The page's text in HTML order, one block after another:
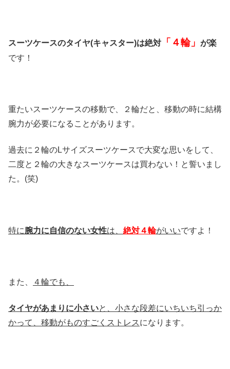
スーツケースのタイヤ(キャスター)は絶対 「４輪」 が楽
です！
重たいスーツケースの移動で、２輪だと、移動の時に結構
腕力が必要になることがあります。
過去に２輪のLサイズスーツケースで大変な思いをして、
二度と２輪の大きなスーツケースは買わない！と誓いまし
た。(笑)
特に腕力に自信のない女性は、 絶対４輪がいいですよ！
また、 ４輪でも、
タイヤがあまりに小さいと、小さな段差にいちいち引っか
かって、移動がものすごくストレスになります。